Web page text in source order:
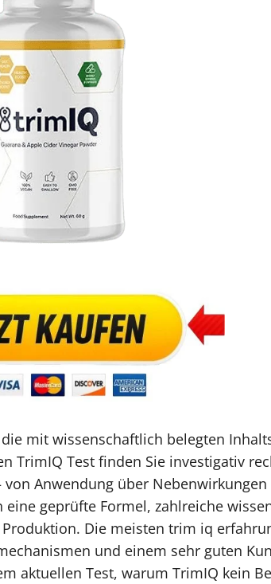
mit wissenschaftlich belegten
TrimIQ Test finden Sie investigativ
Anwendung über
geprüfte Formel, zahlreiche
Die meisten trim iq
und einem sehr guten
aktuellen Test, warum TrimIQ kein